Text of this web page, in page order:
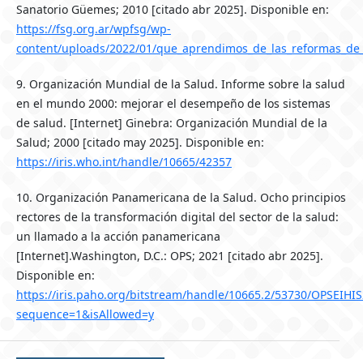
Sanatorio Güemes; 2010 [citado abr 2025]. Disponible en:
https://fsg.org.ar/wpfsg/wp-
content/uploads/2022/01/
9. Organización Mundial de la Salud. Informe sobre la salud
en el mundo 2000: mejorar el desempeño de los sistemas
de salud. [Internet] Ginebra: Organización Mundial de la
Salud; 2000 [citado may 2025]. Disponible en:
https://iris.who.int/handle/10665/42357
10. Organización Panamericana de la Salud. Ocho principios
rectores de la transformación digital del sector de la salud:
un llamado a la acción panamericana
[Internet].Washington, D.C.: OPS; 2021 [citado abr 2025].
Disponible en:
https://iris.paho.org/bitstream/handle/10665.2/53730/
sequence=1&isAllowed=y